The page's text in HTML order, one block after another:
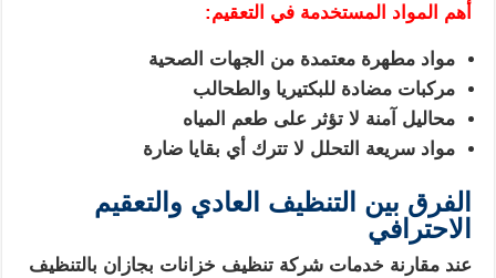
أهم المواد المستخدمة في التعقيم:
مواد مطهرة معتمدة من الجهات الصحية
مركبات مضادة للبكتيريا والطحالب
محاليل آمنة لا تؤثر على طعم المياه
مواد سريعة التحلل لا تترك أي بقايا ضارة
الفرق بين التنظيف العادي والتعقيم
الاحترافي
عند مقارنة خدمات شركة تنظيف خزانات بجازان بالتنظيف